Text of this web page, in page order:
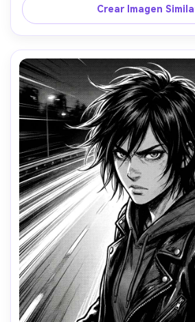
detallado pero sencillo, sin texto,
profundidad de campo
Crear Imagen